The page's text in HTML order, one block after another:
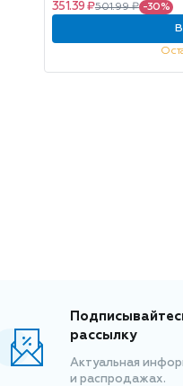
351.39 ₽501.99 ₽ -30%
рассылку
Актуальная
и распродажах.